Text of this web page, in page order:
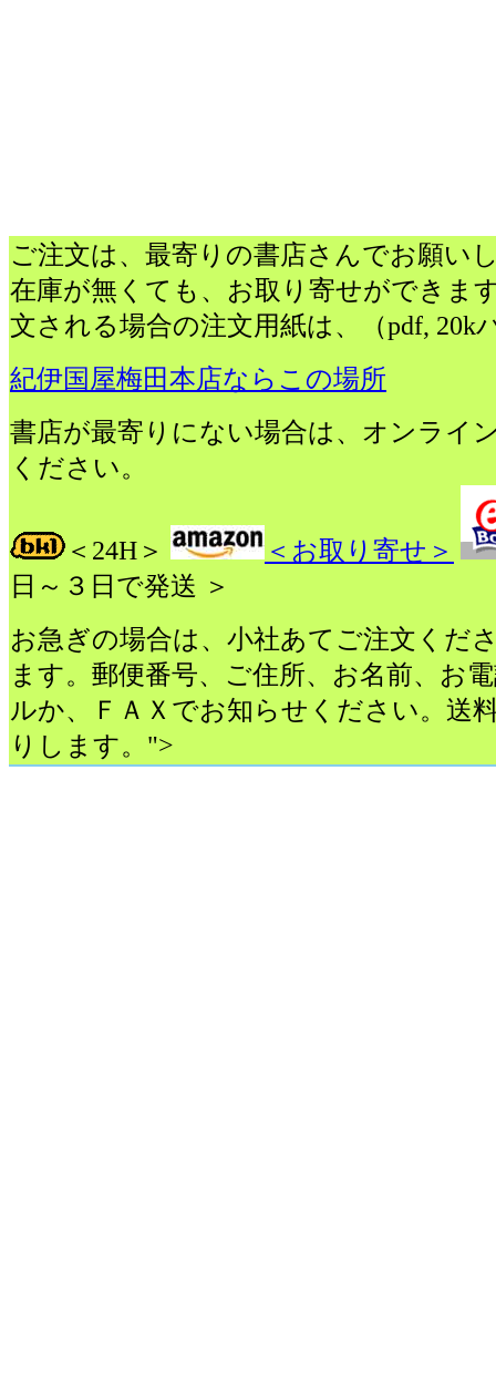
ご注文は、最寄りの書店さんでお願い
在庫が無くても、お取り寄せができま
文される場合の注文用紙は、
（pdf, 20k
紀伊国屋梅田本店ならこの場所
書店が最寄りにない場合は、オンライ
ください。
＜24H＞
＜お取り寄せ＞
日～３日で発送 ＞
お急ぎの場合は、小社あてご注文くだ
ます。郵便番号、ご住所、お名前、お
ルか、ＦＡＸでお知らせください。送
りします。">